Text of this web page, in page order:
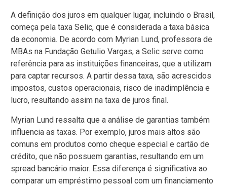
A definição dos juros em qualquer lugar, incluindo o Brasil,
começa pela taxa Selic, que é considerada a taxa básica
da economia. De acordo com Myrian Lund, professora de
MBAs na Fundação Getulio Vargas, a Selic serve como
referência para as instituições financeiras, que a utilizam
para captar recursos. A partir dessa taxa, são acrescidos
impostos, custos operacionais, risco de inadimplência e
lucro, resultando assim na taxa de juros final.
Myrian Lund ressalta que a análise de garantias também
influencia as taxas. Por exemplo, juros mais altos são
comuns em produtos como cheque especial e cartão de
crédito, que não possuem garantias, resultando em um
spread bancário maior. Essa diferença é significativa ao
comparar um empréstimo pessoal com um financiamento